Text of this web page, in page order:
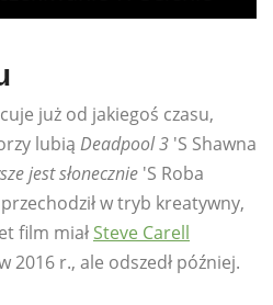
już od jakiegoś czasu,
lubią Deadpool 3 'S Shawna
jest słonecznie 'S Roba
w tryb kreatywny,
film miał Steve Carell
2016 r., ale odszedł później.